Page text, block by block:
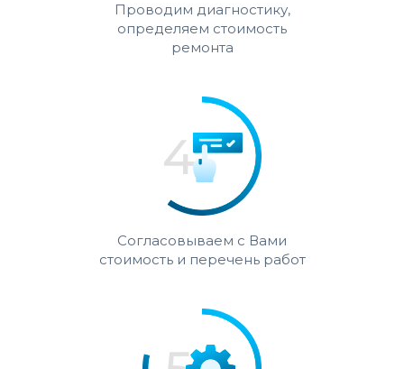
Проводим диагностику,
определяем стоимость
ремонта
Согласовываем с Вами
стоимость и перечень работ